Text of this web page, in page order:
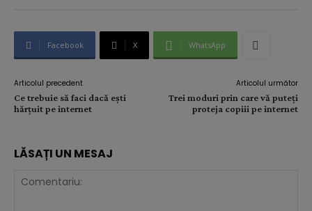
Facebook X WhatsApp
Articolul precedent
Ce trebuie să faci dacă ești
hărțuit pe internet
Articolul următor
Trei moduri prin care vă puteți
proteja copiii pe internet
LĂSAȚI UN MESAJ